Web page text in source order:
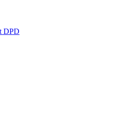
DPD